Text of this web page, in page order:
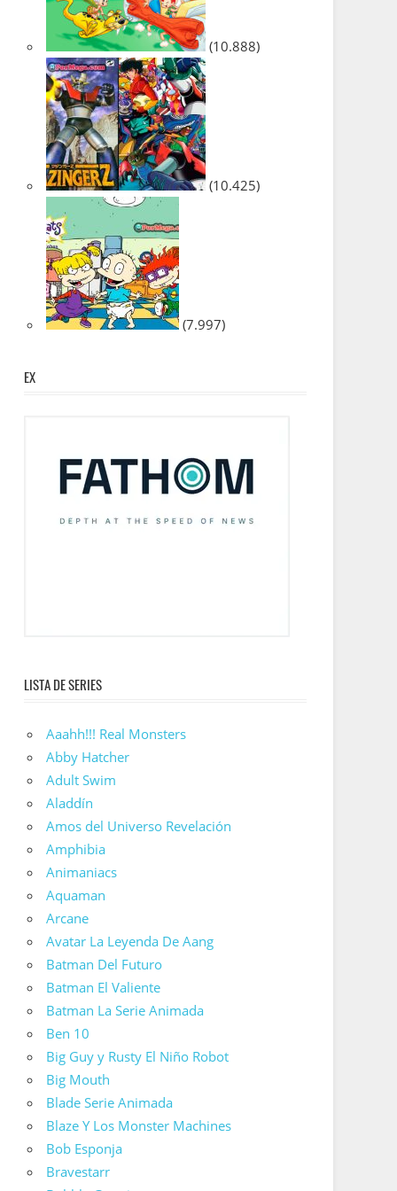
(10.888)
(10.425)
(7.997)
EX
LISTA DE SERIES
Aaahh!!! Real Monsters
Abby Hatcher
Adult Swim
Aladdín
Amos del Universo Revelación
Amphibia
Animaniacs
Aquaman
Arcane
Avatar La Leyenda De Aang
Batman Del Futuro
Batman El Valiente
Batman La Serie Animada
Ben 10
Big Guy y Rusty El Niño Robot
Big Mouth
Blade Serie Animada
Blaze Y Los Monster Machines
Bob Esponja
Bravestarr